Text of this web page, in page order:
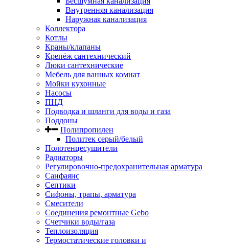
Внутренняя канализация
Наружная канализация
Коллектора
Котлы
Краны/клапаны
Крепёж сантехнический
Люки сантехнические
Мебель для ванных комнат
Мойки кухонные
Насосы
ПНД
Подводка и шланги для воды и газа
Поддоны
Полипропилен
Политек серый/белый
Полотенцесушители
Радиаторы
Регулировочно-предохранительная арматура
Санфаянс
Септики
Сифоны, трапы, арматура
Смесители
Соединения ремонтные Gebo
Счетчики воды/газа
Теплоизоляция
Термостатические головки и